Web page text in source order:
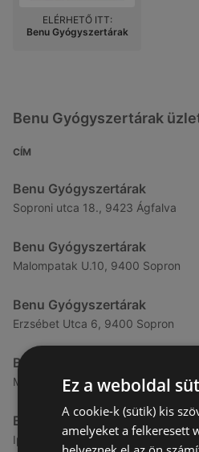
ELÉRHETŐ ITT:
Benu Gyógyszertárak
Benu Gyógyszertárak
CÍM
Benu Gyógyszertárak
Soproni utca 18., 9423 Ágfalva
Benu Gyógyszertárak
Malompatak U.10, 9400 Sopron
Benu Gyógyszertárak
Erzsébet Utca 6, 9400 Sopron
Benu Gyógyszertárak
Mátyás Király Utca 23, 9400
Benu Gyógyszertárak
Ipar Körút 30, 9400 Sopron
Ez a weboldal
A cookie-k (sütik) kis
amelyeket a felkeresett